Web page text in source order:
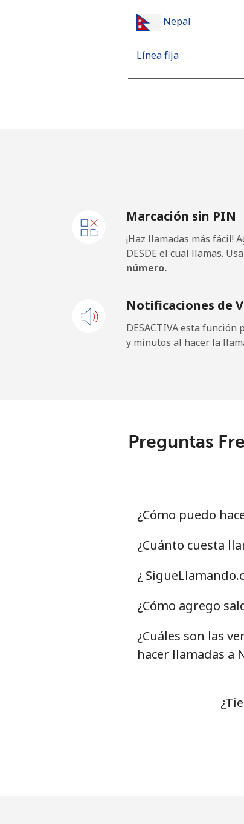
Nepal
Línea fija
New Caledonia
Línea fija
New Zealand
Línea fija
Línea fija
Línea fija
Celular
Nigeria
Línea fija
Marcación sin PIN
¡Haz llamadas más fácil!
DESDE el cual llamas.
número.
Notificaciones de
DESACTIVA esta
y minutos al hacer la
Preguntas
¿Cómo puedo
¿Cuánto cuesta
¿
¿Cómo agrego
¿Cuáles son las
hacer llamadas a